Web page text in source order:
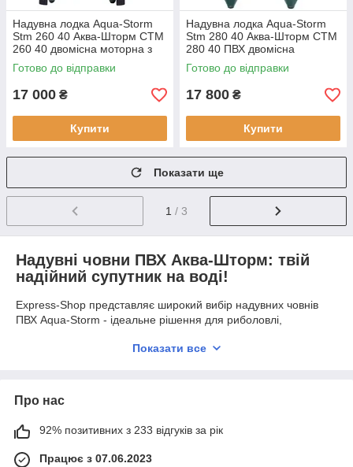
Надувна лодка Aqua-Storm
Stm 260 40 Аква-Шторм СТМ
260 40 двомісна моторна з
сланями та привальним
брусом ПВХ
Готово до відправки
17 000 ₴
Купити
Надувна лодка Aqua-Storm
Stm 280 40 Аква-Шторм СТМ
280 40 ПВХ двомісна
моторна з транцем і
привальним брусом 950 г/м²
Готово до відправки
17 800 ₴
Купити
Показати ще
1 / 3
Надувні човни ПВХ Аква-Шторм: твій
надійний супутник на воді!
Express-Shop представляє широкий вибір надувних човнів
ПВХ Aqua-Storm - ідеальне рішення для риболовлі,
Шторм поєднують в собі високу якість, надійність, комфорт та
Висока якість матеріалів:
та впливу ультрафіолету.
Надійність та безпека:
Показати все
Про нас
92% позитивних з 233 відгуків за рік
Працює з 07.06.2023